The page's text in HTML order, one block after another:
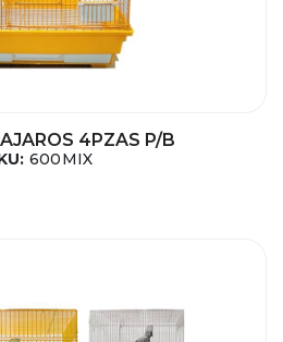
4PZAS P/B
600MIX